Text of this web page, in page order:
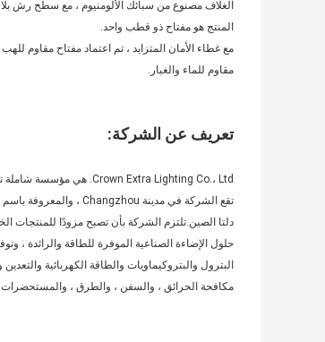
الغلاف مصنوع من سبائك الألومنيوم ، مع سطح رش
المنتج هو مفتاح ذو قطب واحد.
مع غطاء الأمان المتزايد ، تم اعتماد مفتاح مقاوم
مقاوم للماء والغبار.
تعريف عن الشركة:
Crown Extra Lighting Co.، Ltd. هي مؤسسة شاملة تدمج البحث والتطوير والإنتاج والمبيعات والخدمة.
تقع الشركة في مدينة Changzhou ، والمعروفة باسم "Dragon City" في نهر Yangtze
دلتا الصين.تلتزم الشركة بأن تصبح مزودًا للمنتجات
حلول الإضاءة الصناعية الموفرة للطاقة والرائدة ،
البترول والبتروكيماويات والطاقة الكهربائية
مكافحة الحرائق ، والسفن ، والطرق ، والمستحضرات